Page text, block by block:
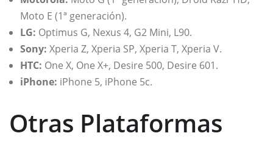
Moto E (1ª generación).
LG: Optimus G, Nexus 4, G2 Mini, L90.
Sony: Xperia Z, Xperia SP, Xperia T, Xperia V.
HTC: One X, One X+, Desire 500, Desire 601.
iPhone: iPhone 5, iPhone 5c.
Otras Plataformas